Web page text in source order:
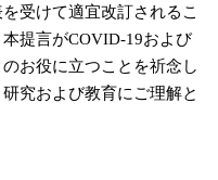
受けて適宜改訂されるこ
提言がCOVID-19および
お役に立つことを祈念し
究および教育にご理解と